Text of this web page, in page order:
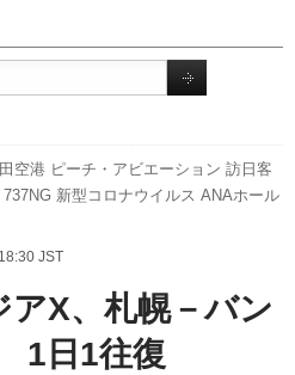
空港 ピーチ・アビエーション 訪日客
737NG 新型コロナウイルス ANAホール
物 旅客数
JST
X、札幌－バン
1日1往復